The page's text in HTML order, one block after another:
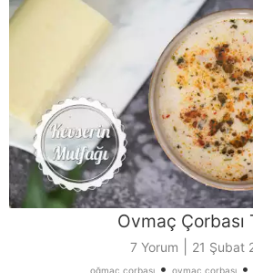
Ovmaç Çorbası
7 Yorum 21 Şubat
oğmaç çorbası• ovmaç çorbası•